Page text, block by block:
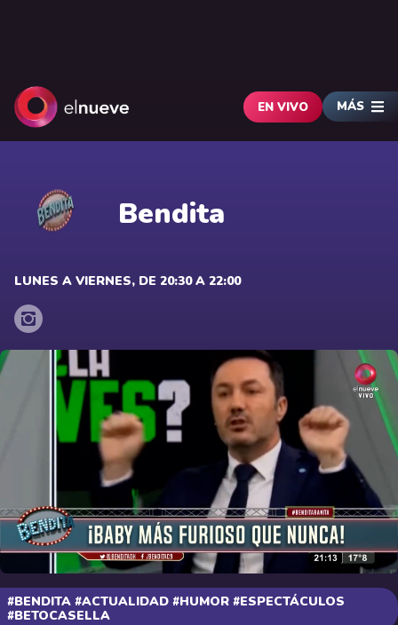
EN VIVO MÁS
Bendita
LUNES A VIERNES, DE 20:30 A 22:00
#BENDITA #ACTUALIDAD #HUMOR #ESPECTÁCULOS
#BETOCASELLA